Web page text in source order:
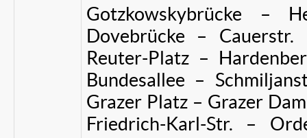
Gotzkowskybrücke –
Dovebrücke –
Reuter-Platz –
Bundesallee –
Grazer Platz – Grazer
Friedrich-Karl-Str. –